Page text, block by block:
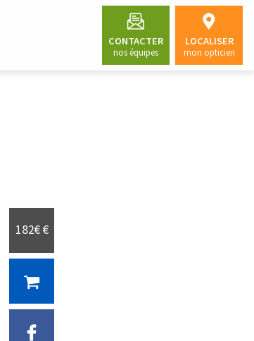
CONTACTER
nos équipes
LOCALISER
mon opticien
182€ €